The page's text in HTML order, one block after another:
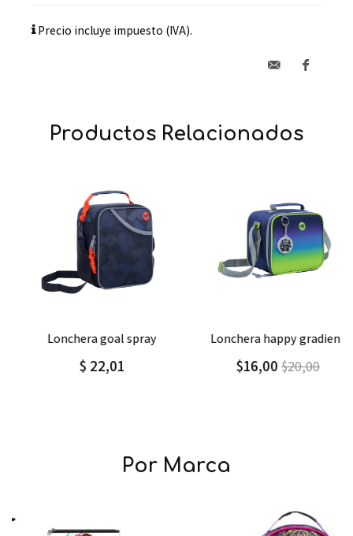
Precio incluye impuesto (IVA).
Productos Relacionados
Agregar Detalle
lonchera goal spray
$ 22,01
Agregar Detalle
lonchera happy gradient
$16,00$20,00
Por Marca